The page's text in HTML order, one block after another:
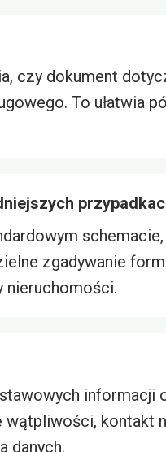
czy dokument
To ułatwia
zgadywanie
nieruchomości.
informacji
kontakt
danych.